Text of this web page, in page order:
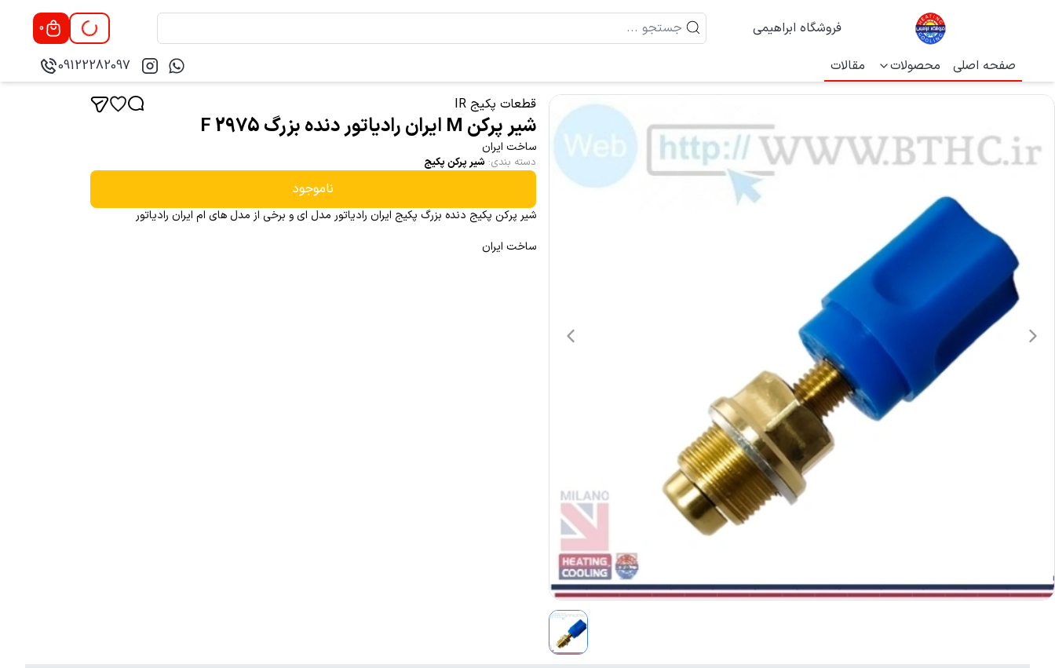
فروشگاه ابراهیمی 0
صفحه اصلی محصولات مقالات 09122282097
قطعات پکیج IR
شیر پرکن M ایران رادیاتور دنده بزرگ F 2975
ساخت ایران
دسته بندی: شیر پرکن پکیج
ناموجود
شیر پرکن پکیج دنده بزرگ پکیج ایران رادیاتور مدل ای و برخی از مدل های ام ایران رادیاتور
ساخت ایران